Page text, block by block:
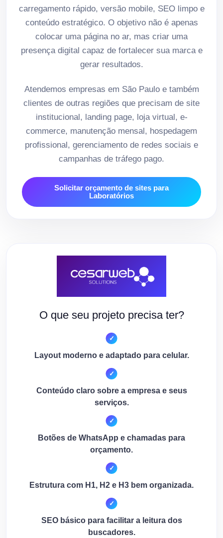
carregamento rápido, versão mobile, SEO limpo e
conteúdo estratégico. O objetivo não é apenas
colocar uma página no ar, mas criar uma
presença digital capaz de fortalecer sua marca e
gerar resultados.
Atendemos empresas em São Paulo e também
clientes de outras regiões que precisam de site
institucional, landing page, loja virtual, e-
commerce, manutenção mensal, hospedagem
profissional, gerenciamento de redes sociais e
campanhas de tráfego pago.
Solicitar orçamento de sites para
Laboratórios
O que seu projeto precisa ter?
Layout moderno e adaptado para celular.
Conteúdo claro sobre a empresa e seus
serviços.
Botões de WhatsApp e chamadas para
orçamento.
Estrutura com H1, H2 e H3 bem organizada.
SEO básico para facilitar a leitura dos
buscadores.